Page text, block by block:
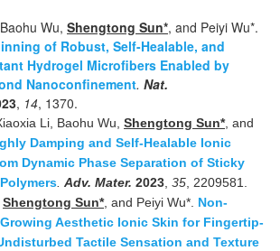
Wu, Shengtong Sun*, and Peiyi Wu*.
of Robust, Self-Healable, and
Hydrogel Microfibers Enabled by
Nanoconfinement. Nat.
, 14, 1370.
Li, Baohu Wu, Shengtong Sun*, and
Damping and Self-Healable Ionic
Dynamic Phase Separation of Sticky
. Adv. Mater. 2023, 35, 2209581.
Shengtong Sun*, and Peiyi Wu*. Non-
Aesthetic Ionic Skin for Fingertip-
Tactile Sensation and Texture